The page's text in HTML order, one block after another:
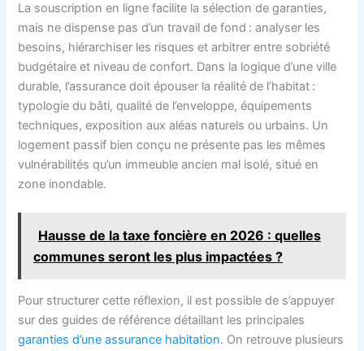
La souscription en ligne facilite la sélection de garanties,
mais ne dispense pas d’un travail de fond : analyser les
besoins, hiérarchiser les risques et arbitrer entre sobriété
budgétaire et niveau de confort. Dans la logique d’une ville
durable, l’assurance doit épouser la réalité de l’habitat :
typologie du bâti, qualité de l’enveloppe, équipements
techniques, exposition aux aléas naturels ou urbains. Un
logement passif bien conçu ne présente pas les mêmes
vulnérabilités qu’un immeuble ancien mal isolé, situé en
zone inondable.
Hausse de la taxe foncière en 2026 : quelles
communes seront les plus impactées ?
Pour structurer cette réflexion, il est possible de s’appuyer
sur des guides de référence détaillant les principales
garanties d’une assurance habitation. On retrouve plusieurs